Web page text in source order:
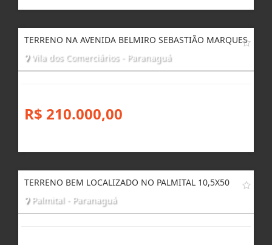
TERRENO NA AVENIDA BELMIRO SEBASTIÃO MARQUES
Vila dos Comerciários - Paranaguá
R$ 210.000,00
TERRENO BEM LOCALIZADO NO PALMITAL 10,5X50
Palmital - Paranaguá